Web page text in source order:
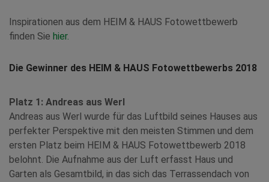
Inspirationen aus dem HEIM & HAUS Fotowettbewerb
finden Sie hier.
Die Gewinner des HEIM & HAUS Fotowettbewerbs 2018
Platz 1: Andreas aus Werl
Andreas aus Werl wurde für das Luftbild seines Hauses aus
perfekter Perspektive mit den meisten Stimmen und dem
ersten Platz beim HEIM & HAUS Fotowettbewerb 2018
belohnt. Die Aufnahme aus der Luft erfasst Haus und
Garten als Gesamtbild, in das sich das Terrassendach von